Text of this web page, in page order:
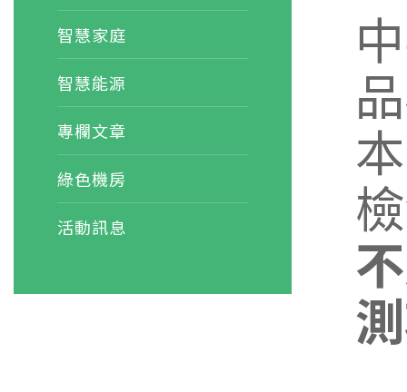
智慧家庭
智慧能源
專欄文章
綠色機房
活動訊息